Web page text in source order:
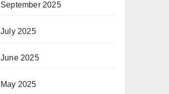
September 2025
July 2025
June 2025
May 2025